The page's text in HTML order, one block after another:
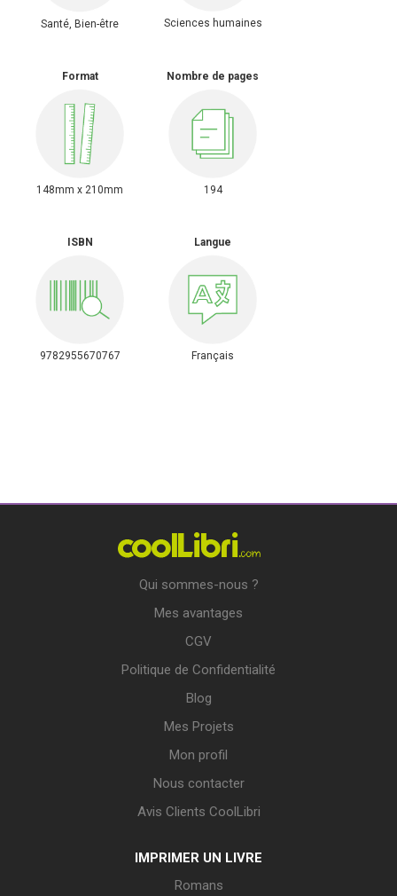
Santé, Bien-être Sciences humaines
Format
148mm x 210mm
Nombre de pages
194
ISBN
9782955670767
Langue
Français
Qui sommes-nous ?
Mes avantages
CGV
Politique de Confidentialité
Blog
Mes Projets
Mon profil
Nous contacter
Avis Clients CoolLibri
IMPRIMER UN LIVRE
Romans